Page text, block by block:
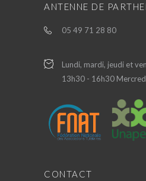
ANTENNE DE
05 49 71 28 80
Lundi, mardi, jeudi et
13h30 - 16h30
CONTACT